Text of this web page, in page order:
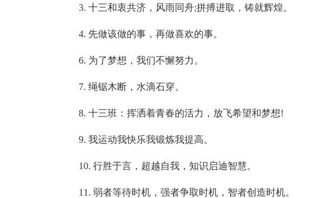
3. 十三和衷共济，风雨同舟;拼搏进取，铸就辉煌。
4. 先做该做的事，再做喜欢的事。
6. 为了梦想，我们不懈努力。
7. 绳锯木断，水滴石穿。
8. 十三班：挥洒着青春的活力，放飞希望和梦想!
9. 我运动我快乐我锻炼我提高。
10. 行胜于言，超越自我，知识启迪智慧。
11. 弱者等待时机，强者争取时机，智者创造时机。